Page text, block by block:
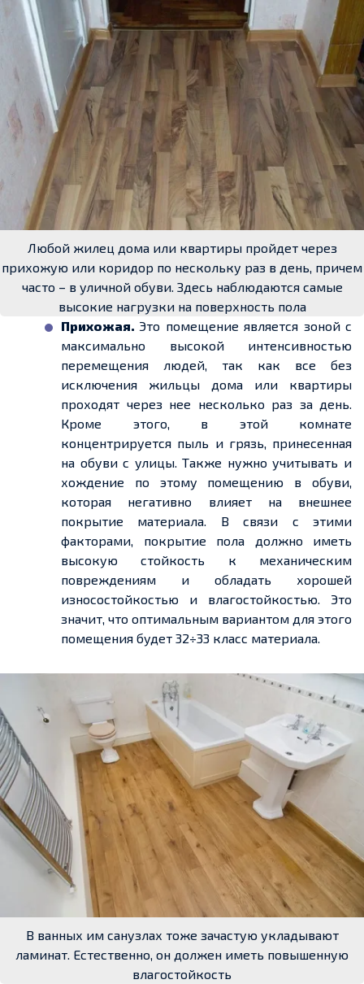
Любой жилец дома или квартиры пройдет через
прихожую или коридор по нескольку раз в день, причем
часто – в уличной обуви. Здесь наблюдаются самые
высокие нагрузки на поверхность пола
Прихожая. Это помещение является зоной с
максимально высокой интенсивностью
перемещения людей, так как все без
исключения жильцы дома или квартиры
проходят через нее несколько раз за день.
Кроме этого, в этой комнате
концентрируется пыль и грязь, принесенная
на обуви с улицы.Также нужно учитывать и
хождение по этому помещению в обуви,
которая негативно влияет на внешнее
покрытие материала. В связи с этими
факторами, покрытие пола должно иметь
высокую стойкость к механическим
повреждениям и обладать хорошей
износостойкостью и влагостойкостью. Это
значит, что оптимальным вариантом для этого
помещения будет 32÷33 класс материала.
В ванных им санузлах тоже зачастую укладывают
ламинат. Естественно, он должен иметь повышенную
влагостойкость